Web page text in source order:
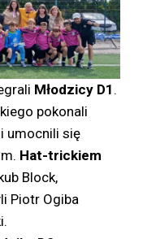
Młodzicy D1 .
pokonali
umocnili się
Hat-trickiem
Block,
Piotr Ogiba